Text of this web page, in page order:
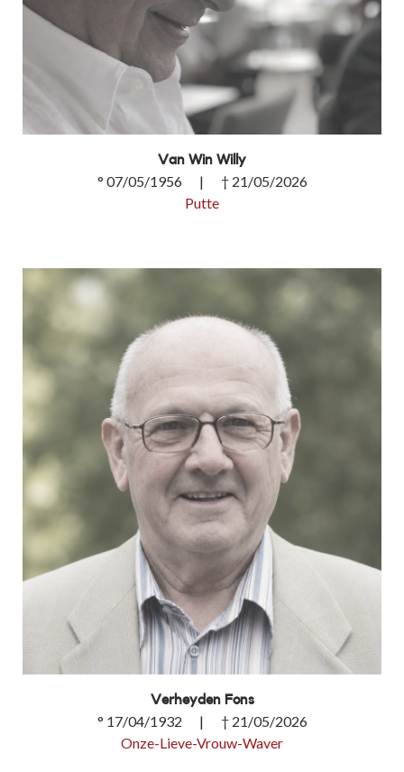
Van Win Willy
Van Win Willy
° 07/05/1956 | † 21/05/2026
Putte
Verheyden Fons
° 17/04/1932 | † 21/05/2026
Onze-Lieve-Vrouw-Waver